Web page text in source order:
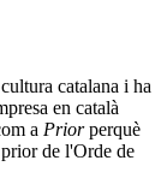
catalana i ha
en català
a Priorperquè
de l'Orde de